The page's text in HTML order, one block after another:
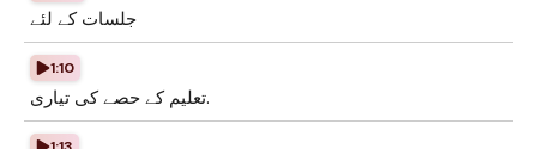
جلسات کے لئے
1:10
تعلیم کے حصے کی تیاری.